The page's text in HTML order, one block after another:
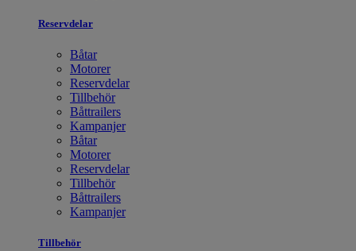
Reservdelar
Båtar
Motorer
Reservdelar
Tillbehör
Båttrailers
Kampanjer
Båtar
Motorer
Reservdelar
Tillbehör
Båttrailers
Kampanjer
Tillbehör